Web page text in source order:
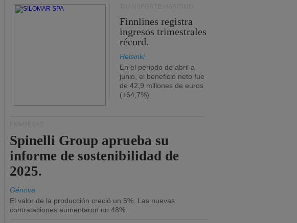
Finnlines registra
ingresos trimestrales
récord.
Helsinki
En el periodo de abril a
junio, el beneficio neto fue
de 42,9 millones de euros
(+64,7%).
Spinelli Group aprueba su
informe de sostenibilidad de
2025.
Génova
El valor de la producción creció un 5%. Las nuevas
contrataciones aumentaron un 48%.